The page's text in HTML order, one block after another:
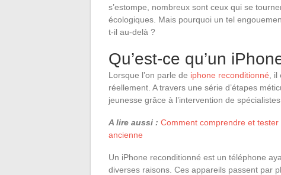
s’estompe, nombreux sont ceux qui se
écologiques. Mais pourquoi un tel
t-il au-delà ?
Qu’est-ce qu’un
Lorsque l’on parle de iphone reconditionné ,
réellement. A travers une série d’étapes
jeunesse grâce à l’intervention de spécialistes.
A lire aussi : Comment comprendre et
ancienne
Un iPhone reconditionné est un téléphone
diverses raisons. Ces appareils passent par